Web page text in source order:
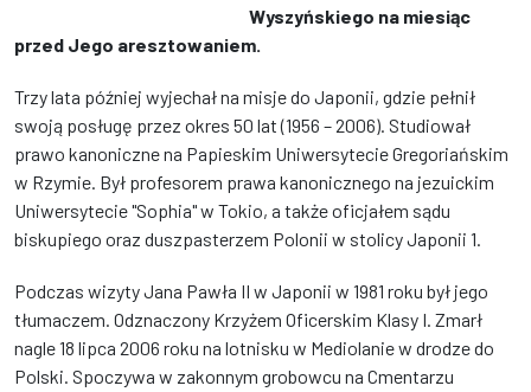
Wyszyńskiego na miesiąc
przed Jego aresztowaniem.
Trzy lata później wyjechał na misje do Japonii, gdzie pełnił
swoją posługę przez okres 50 lat (1956 – 2006). Studiował
prawo kanoniczne na Papieskim Uniwersytecie Gregoriańskim
w Rzymie. Był profesorem prawa kanonicznego na jezuickim
Uniwersytecie "Sophia" w Tokio, a także oficjałem sądu
biskupiego oraz duszpasterzem Polonii w stolicy Japonii 1.
Podczas wizyty Jana Pawła II w Japonii w 1981 roku był jego
tłumaczem. Odznaczony Krzyżem Oficerskim Klasy I. Zmarł
nagle 18 lipca 2006 roku na lotnisku w Mediolanie w drodze do
Polski. Spoczywa w zakonnym grobowcu na Cmentarzu